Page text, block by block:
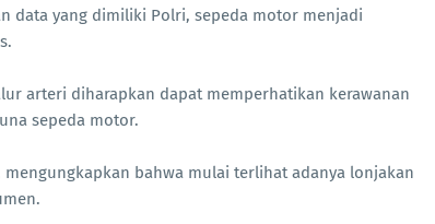
data yang dimiliki Polri, sepeda motor menjadi
arteri diharapkan dapat memperhatikan kerawanan
sepeda motor.
mengungkapkan bahwa mulai terlihat adanya lonjakan